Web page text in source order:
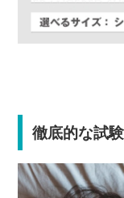
徹底的な試